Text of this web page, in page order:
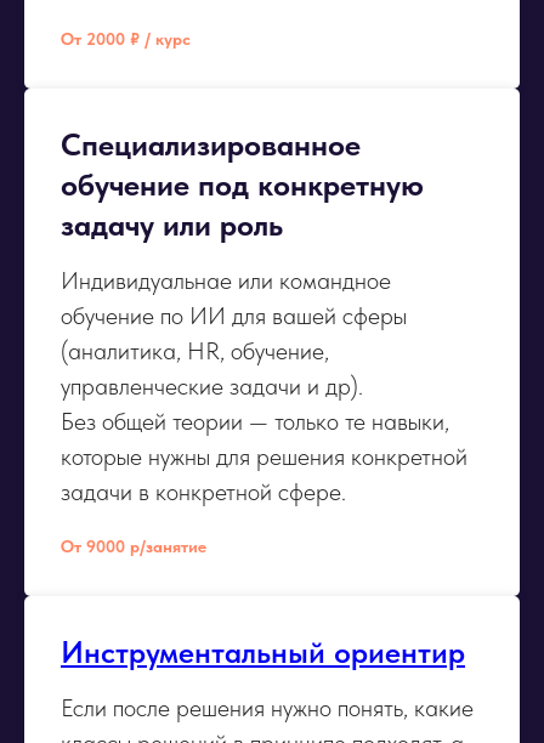
От 2000 ₽ / курс
Специализированное
обучение под конкретную
задачу или роль
Индивидуальнае или командное
обучение по ИИ для вашей сферы
(аналитика, HR, обучение,
управленческие задачи и др).
Без общей теории — только те навыки,
которые нужны для решения конкретной
задачи в конкретной сфере.
От 9000 р/занятие
Инструментальный ориентир
Если после решения нужно понять, какие